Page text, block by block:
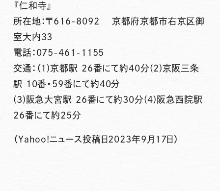
『仁和寺』
所在地：〒616-8092 京都府京都市右京区御
室大内33
電話：075-461-1155
交通：（1)京都駅 26番にて約40分(2)京阪三条
駅 10番・59番にて約40分
(3)阪急大宮駅 26番にて約30分(4)阪急西院駅
26番にて約25分
（Yahoo!ニュース投稿日2023年9月17日）